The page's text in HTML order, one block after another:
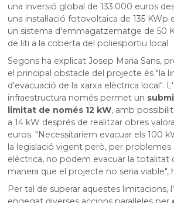
una inversió global de 133.000 euros
una instal·lació fotovoltaica de 135 KWp
un sistema d'emmagatzematge de 50
de liti a la coberta del poliesportiu local.
Segons ha explicat Josep Maria Sans,
el principal obstacle del projecte és "la
d'evacuació de la xarxa elèctrica local".
infraestructura només permet un
limitat de només 12 kW, amb
a 14 kW després de realitzar obres
euros. "Necessitaríem evacuar els 100
la legislació vigent però, per problemes
elèctrica, no podem evacuar la totalitat
manera que el projecte no seria viable",
Per tal de superar aquestes limitacions,